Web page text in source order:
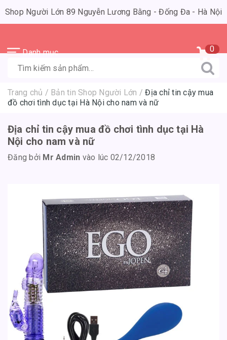
Shop Người Lớn 89 Nguyễn Lương Bằng - Đống Đa - Hà Nội
Danh mục 0
Trang chủ / Bản tin Shop Người Lớn /Địa chỉ tin cậy mua
đồ chơi tình dục tại Hà Nội cho nam và nữ
Địa chỉ tin cậy mua đồ chơi tình dục tại Hà
Nội cho nam và nữ
Đăng bởi Mr Admin vào lúc 02/12/2018